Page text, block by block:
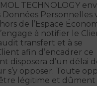
MOL TECHNOLOGY
Personnelles
de l’Espace
à notifier le
transfert et à se
afin d’encadrer ce
disposera d’un délai
s’y opposer. Toute
légitime et dûment